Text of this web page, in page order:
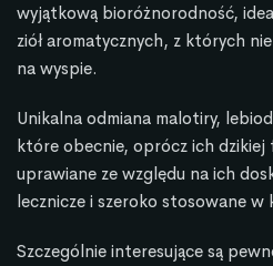
wyjątkową bioróżnorodność,
ziół aromatycznych, z których
na wyspie.
Unikalna odmiana malotiry,
które obecnie, oprócz ich dzikiej
uprawiane ze względu na ich
lecznicze i szeroko stosowane w
Szczególnie interesujące są